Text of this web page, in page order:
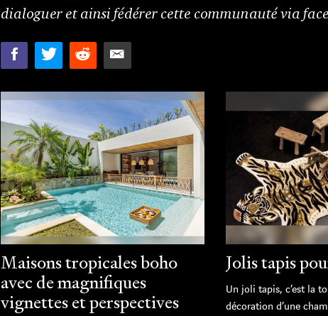
dialoguer et ainsi fédérer cette communauté via
Maisons tropicales boho
avec de magnifiques
vignettes et perspectives
Jolis tapis
Un joli tapis, c’est la
décoration d’une